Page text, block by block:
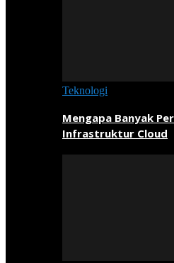
Teknologi
Mengapa Banyak
Infrastruktur Cloud